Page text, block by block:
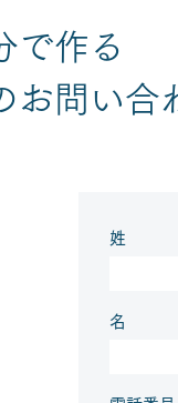
で作る
お問い合
姓
名